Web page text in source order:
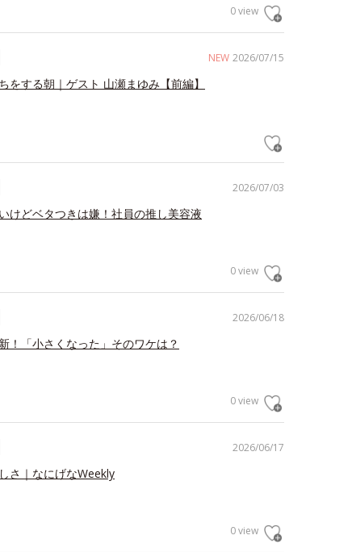
0 view
NEW 2026/07/15
をする朝｜ゲスト 山瀬まゆみ【前編】
2026/07/03
けどベタつきは嫌！社員の推し美容液
0 view
2026/06/18
！「小さくなった」そのワケは？
0 view
2026/06/17
さ｜なにげなWeekly
0 view